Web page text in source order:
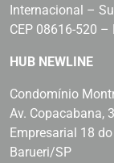
Internacional –
CEP 08616-520 –
HUB NEWLINE
Condomínio
Av. Copacabana,
Empresarial 18
Barueri/SP